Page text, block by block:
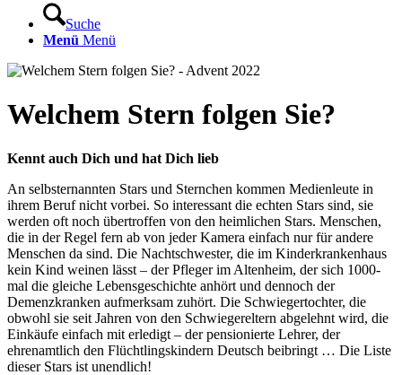
Suche
Menü Menü
Welchem Stern folgen Sie?
Kennt auch Dich und hat Dich lieb
An selbsternannten Stars und Sternchen kommen Medienleute in
ihrem Beruf nicht vorbei. So interessant die echten Stars sind, sie
werden oft noch übertroffen von den heimlichen Stars. Menschen,
die in der Regel fern ab von jeder Kamera einfach nur für andere
Menschen da sind. Die Nachtschwester, die im Kinderkrankenhaus
kein Kind weinen lässt – der Pfleger im Altenheim, der sich 1000-
mal die gleiche Lebensgeschichte anhört und dennoch der
Demenzkranken aufmerksam zuhört. Die Schwiegertochter, die
obwohl sie seit Jahren von den Schwiegereltern abgelehnt wird, die
Einkäufe einfach mit erledigt – der pensionierte Lehrer, der
ehrenamtlich den Flüchtlingskindern Deutsch beibringt … Die Liste
dieser Stars ist unendlich!